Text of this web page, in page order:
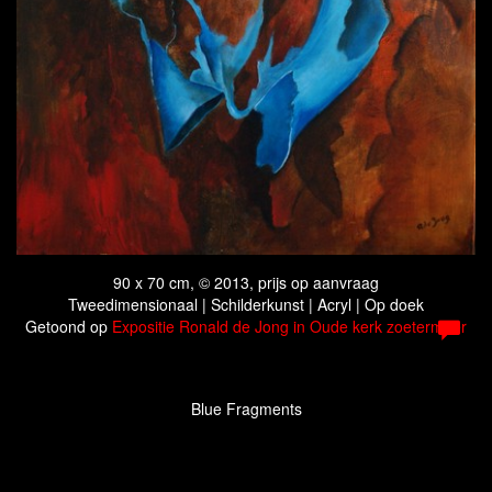
90 x 70 cm, © 2013, prijs op aanvraag
Tweedimensionaal | Schilderkunst | Acryl | Op doek
Getoond op Expositie Ronald de Jong in Oude kerk zoetermeer
Blue Fragments